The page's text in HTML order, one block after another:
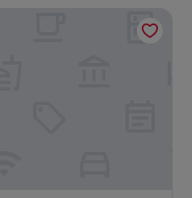
de
465 €
Curio Collection by Hilton